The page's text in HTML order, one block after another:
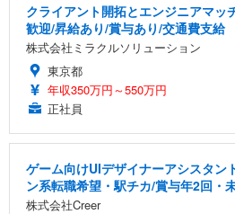
クライアント開拓とエンジニアマッ
歓迎/昇給あり/賞与あり/交通費支給
株式会社ミラクルソリューション
東京都
年収350万円～550万円
正社員
ゲーム向けUIデザイナーアシスタン
ン系転職希望・駅チカ/賞与年2回・
株式会社Creer